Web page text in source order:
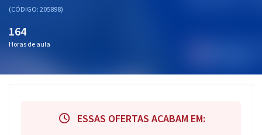
(CÓDIGO: 205898)
164
Horas de aula
ESSAS OFERTAS ACABAM EM: